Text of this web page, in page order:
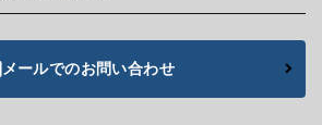
メールでのお問い合わせ